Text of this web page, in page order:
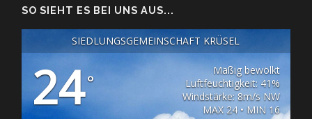
SO SIEHT ES BEI UNS AUS...
SIEDLUNGSGEMEINSCHAFT KRÜSEL
24°
Mäßig bewölkt
Luftfeuchtigkeit: 41%
Windstärke: 8m/s NW
MAX 24 • MIN 16